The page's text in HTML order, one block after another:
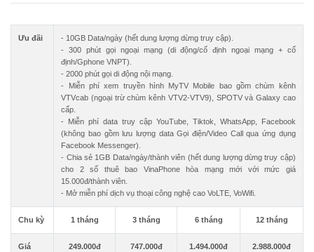
Ưu đãi
- 10GB Data/ngày (hết dung lượng dừng truy cập).
- 300 phút gọi ngoại mạng (di động/cố định ngoại mạng + cố
định/Gphone VNPT).
- 2000 phút gọi di động nội mạng.
- Miễn phí xem truyền hình MyTV Mobile bao gồm chùm kênh
VTVcab (ngoại trừ chùm kênh VTV2-VTV9), SPOTV và Galaxy cao
cấp.
- Miễn phí data truy cập YouTube, Tiktok, WhatsApp, Facebook
(không bao gồm lưu lượng data Gọi điện/Video Call qua ứng dụng
Facebook Messenger).
- Chia sẻ 1GB Data/ngày/thành viên (hết dung lượng dừng truy cập)
cho 2 số thuê bao VinaPhone hòa mạng mới với mức giá
15.000đ/thành viên.
- Mở miễn phí dịch vụ thoại công nghệ cao VoLTE, VoWifi.
Chu kỳ 1 tháng 3 tháng 6 tháng 12 tháng
Giá 249.000đ 747.000đ 1.494.000đ 2.988.000đ